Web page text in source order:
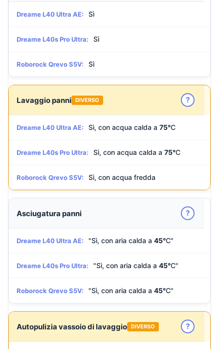
Dreame L40 Ultra AE: Sì
Dreame L40s Pro Ultra: Sì
Roborock Qrevo S5V: Sì
Lavaggio panni DIVERSO ?
Dreame L40 Ultra AE: Sì, con acqua calda a 75°C
Dreame L40s Pro Ultra: Sì, con acqua calda a 75°C
Roborock Qrevo S5V: Sì, con acqua fredda
Asciugatura panni ?
Dreame L40 Ultra AE: "Sì, con aria calda a 45°C"
Dreame L40s Pro Ultra: "Sì, con aria calda a 45°C"
Roborock Qrevo S5V: "Sì, con aria calda a 45°C"
Autopulizia vassoio di lavaggio DIVERSO ?